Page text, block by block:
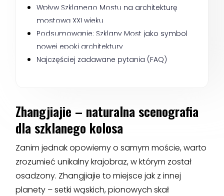
Wpływ Szklanego Mostu na architekturę
mostową XXI wieku
Podsumowanie: Szklany Most jako symbol
nowej epoki architektury
Najczęściej zadawane pytania (FAQ)
Zhangjiajie – naturalna scenografia
dla szklanego kolosa
Zanim jednak opowiemy o samym moście, warto
zrozumieć unikalny krajobraz, w którym został
osadzony. Zhangjiajie to miejsce jak z innej
planety – setki wąskich, pionowych skał